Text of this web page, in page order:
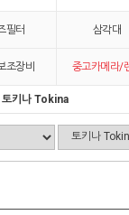
필터 삼각대
조장비 중고카메라/
토키나 Tokina